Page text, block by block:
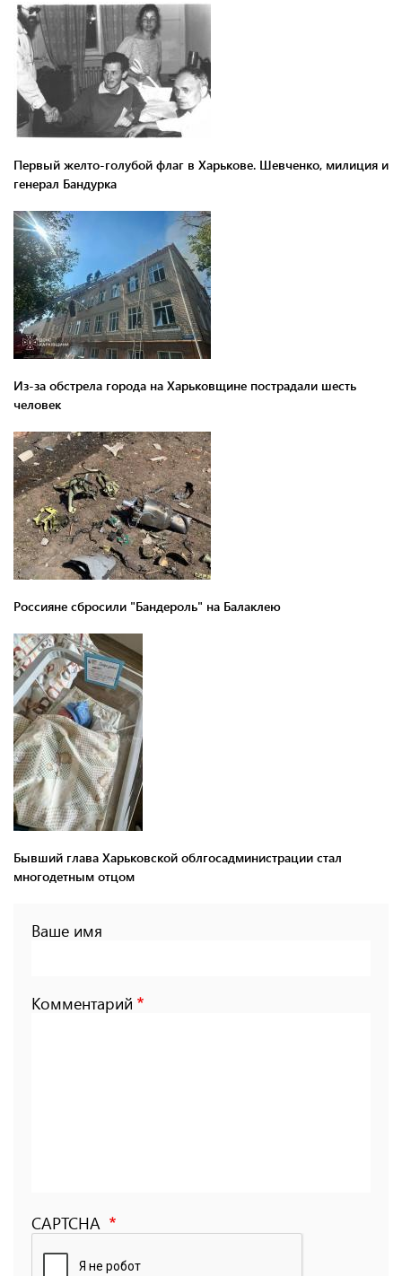
Первый желто-голубой флаг в Харькове. Шевченко, милиция и
генерал Бандурка
Из-за обстрела города на Харьковщине пострадали шесть
человек
Россияне сбросили "Бандероль" на Балаклею
Бывший глава Харьковской облгосадминистрации стал
многодетным отцом
Ваше имя
Комментарий
CAPTCHA